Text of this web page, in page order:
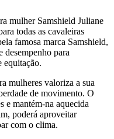
mulher Samshield Juliane
todas as cavaleiras
famosa marca Samshield,
desempenho para
equitação.
mulheres valoriza a sua
de movimento. O
e mantém-na aquecida
poderá aproveitar
com o clima.